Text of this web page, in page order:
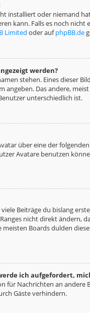
installiert oder niemand
kann. Falls es noch
Limited oder aufphpBB.de
werden?
stehen. Eines dieser
Das andere,
unterschiedlich ist.
über eine der
Avatare benutzen
Beiträge du bislang
nicht direkt ändern,
Boards dulden
ich aufgefordert,
für Nachrichten an
Gäste verhindern.